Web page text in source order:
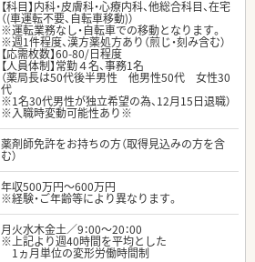
【科目】内科・皮膚科・心療内科、他総合科目、在宅
（(車運転不要、自転車移動)）
※運転業務なし・自転車での移動となります。
※週1件程度、漢方薬処方あり（煎じ・刻み含む）
【応需枚数】60-80/日程度
【人員体制】常勤４名、事務1名
（薬局長は50代後半男性 他男性50代 女性30
代
※1名30代男性が独立希望の為、12月15日退職）
※入職時変動可能性あり※
薬剤師免許をお持ちの方（取得見込みの方を含
む）
年収500万円～600万円
※経験・ご年齢等により異なります。
月火水木金土／9：00～20：00
※上記より週40時間を平均とした
1ヵ月単位の変形労働時間制